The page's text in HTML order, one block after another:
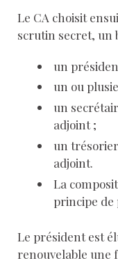
Le CA choisit
scrutin secret, un
un
un ou
un
adjoint ;
un
adjoint.
La
principe
Le président est
renouvelable une